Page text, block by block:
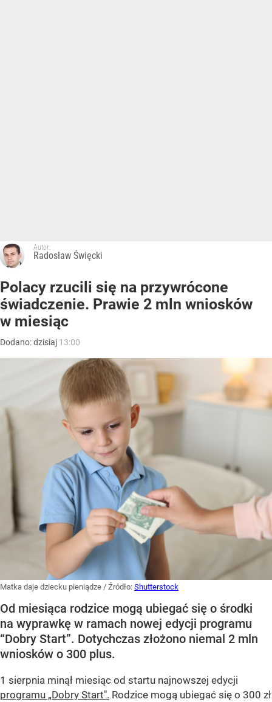
Autor:
Radosław Święcki
Polacy rzucili się na przywrócone
świadczenie. Prawie 2 mln wniosków
w miesiąc
Dodano:dzisiaj 13:00
Matka daje dziecku pieniądze / Źródło: Shutterstock
Od miesiąca rodzice mogą ubiegać się o środki
na wyprawkę w ramach nowej edycji programu
“Dobry Start”. Dotychczas złożono niemal 2 mln
wniosków o 300 plus.
1 sierpnia minął miesiąc od startu najnowszej edycji
programu „Dobry Start". Rodzice mogą ubiegać się o 300 zł